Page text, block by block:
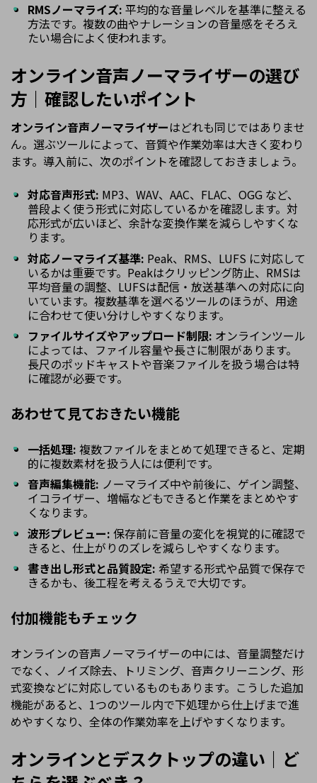
RMSノーマライズ: 平均的な音量レベルを基準に整える
方法です。複数の曲やナレーションの音量感をそろえ
たい場合によく使われます。
オンライン音声ノーマライザーの選び
方｜確認したいポイント
オンライン音声ノーマライザーはどれも同じではありませ
ん。選ぶツールによって、音質や作業効率は大きく変わり
ます。導入前に、次のポイントを確認しておきましょう。
対応音声形式: MP3、WAV、AAC、FLAC、OGG など、
普段よく使う形式に対応しているかを確認します。対
応形式が広いほど、余計な変換作業を減らしやすくな
ります。
対応ノーマライズ基準: Peak、RMS、LUFS に対応して
いるかは重要です。Peakはクリッピング防止、RMSは
平均音量の調整、LUFSは配信・放送基準への対応に向
いています。複数基準を選べるツールのほうが、用途
に合わせて使い分けしやすくなります。
ファイルサイズやアップロード制限: オンラインツール
によっては、ファイル容量や長さに制限があります。
長尺のポッドキャストや音楽ファイルを扱う場合は特
に確認が必要です。
あわせて見ておきたい機能
一括処理: 複数ファイルをまとめて処理できると、定期
的に複数素材を扱う人には便利です。
音声編集機能: ノーマライズ中や前後に、ゲイン調整、
イコライザー、増幅などもできると作業をまとめやす
くなります。
波形プレビュー: 保存前に音量の変化を視覚的に確認で
きると、仕上がりのズレを減らしやすくなります。
書き出し形式と品質設定: 希望する形式や品質で保存で
きるかも、後工程を考えるうえで大切です。
付加機能もチェック
オンラインの音声ノーマライザーの中には、音量調整だけ
でなく、ノイズ除去、トリミング、音声クリーニング、形
式変換などに対応しているものもあります。こうした追加
機能があると、1つのツール内で下処理から仕上げまで進
めやすくなり、全体の作業効率を上げやすくなります。
オンラインとデスクトップの違い｜ど